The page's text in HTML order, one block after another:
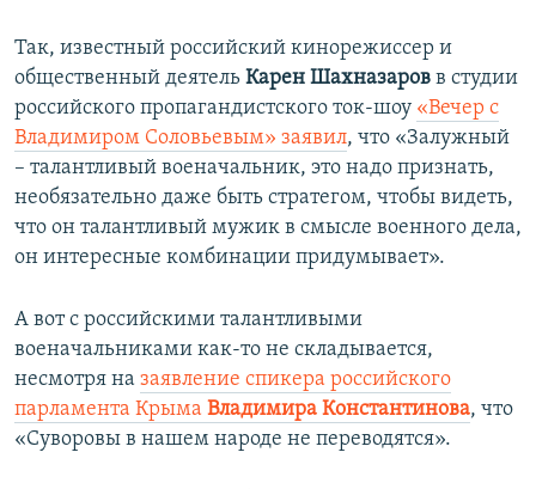
Так, известный российский кинорежиссер и
общественный деятель Карен Шахназаров в студии
российского пропагандистского ток-шоу «Вечер с
Владимиром Соловьевым» заявил, что «Залужный
– талантливый военачальник, это надо признать,
необязательно даже быть стратегом, чтобы видеть,
что он талантливый мужик в смысле военного дела,
он интересные комбинации придумывает».
А вот с российскими талантливыми
военачальниками как-то не складывается,
несмотря на заявление спикера российского
парламента Крыма Владимира Константинова, что
«Суворовы в нашем народе не переводятся».